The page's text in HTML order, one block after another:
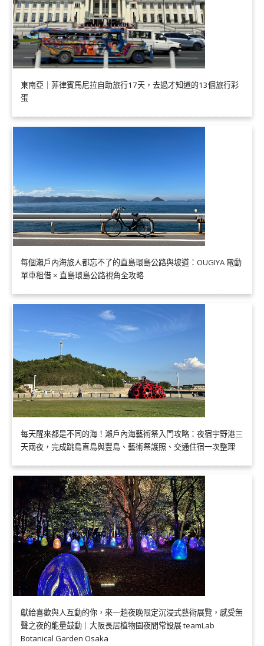
東南亞｜菲律賓馬尼拉自助旅行17天，去過才知道的13個旅行彩
蛋
每個瀨戶內海旅人都忘不了的直島環島公路與坡道：OUGIYA 電動
單車租借 × 直島環島公路視角全攻略
每天醒來都是不同的海！瀨戶內海藝術祭入門攻略：夜宿宇野港三
天兩夜，完成跳島直島與豐島、藝術祭護照、交通住宿一次整理
獻給喜歡與人互動的你，來一趟夜晚限定沉浸式藝術展覽，感受無
聲之夜的能量鼓動｜大阪長居植物園夜間常設展 teamLab
Botanical Garden Osaka